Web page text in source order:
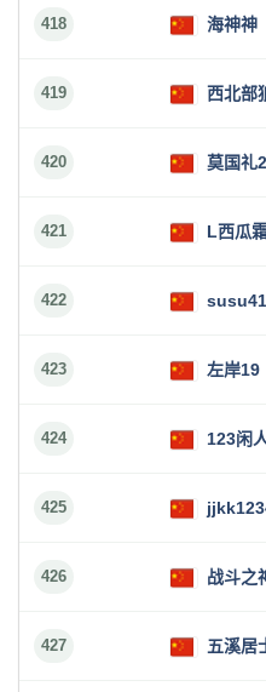
418 海神神
419 西北部
420 莫国礼
421 L西瓜
422 susu41
423 左岸19
424 123闲
425
426 战斗之
427 五溪居